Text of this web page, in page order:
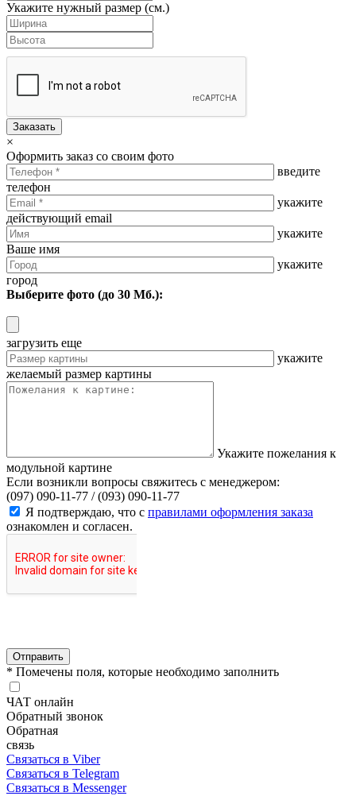
Укажите нужный размер (см.)
Заказать
×
Оформить заказ со своим фото
введите
телефон
укажите
действующий email
укажите
Ваше имя
укажите
город
Выберите фото (до 30 Мб.):
загрузить еще
укажите
желаемый размер картины
Укажите пожелания к
модульной картине
Если возникли вопросы свяжитесь с менеджером:
(097) 090-11-77 /(093) 090-11-77
Я подтверждаю, что с правилами оформления заказа
ознакомлен и согласен.
Отправить
* Помечены поля, которые необходимо заполнить
ЧАТ онлайн
Обратный звонок
Обратная
связь
Связаться в Viber
Связаться в Telegram
Связаться в Messenger